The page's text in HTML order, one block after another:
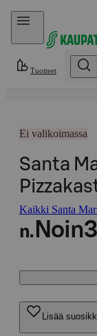
Hyppää sisältöön
Tuotteet
Ei valikoimassa
Santa
Kaikki Santa
n. Noin
Lisää